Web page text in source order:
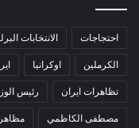
احتجاجات الانتخابات
الكرملين اوكرانيا
تظاهرات ايران رئيس
مصطفى الكاظمي